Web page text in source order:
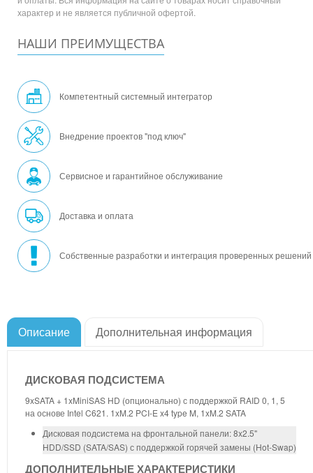
характер и не является публичной офертой.
НАШИ ПРЕИМУЩЕСТВА
Компетентный системный интегратор
Внедрение проектов "под ключ"
Сервисное и гарантийное обслуживание
Доставка и оплата
Собственные разработки и интеграция проверенных решений
Описание Дополнительная информация
ДИСКОВАЯ ПОДСИСТЕМА
9xSATA + 1xMiniSAS HD (опционально) с поддержкой RAID 0, 1, 5
на основе Intel C621. 1xM.2 PCI-E x4 type M, 1xM.2 SATA
Дисковая подсистема на фронтальной панели: 8x2.5"
HDD/SSD (SATA/SAS) с поддержкой горячей замены (Hot-Swap)
ДОПОЛНИТЕЛЬНЫЕ ХАРАКТЕРИСТИКИ